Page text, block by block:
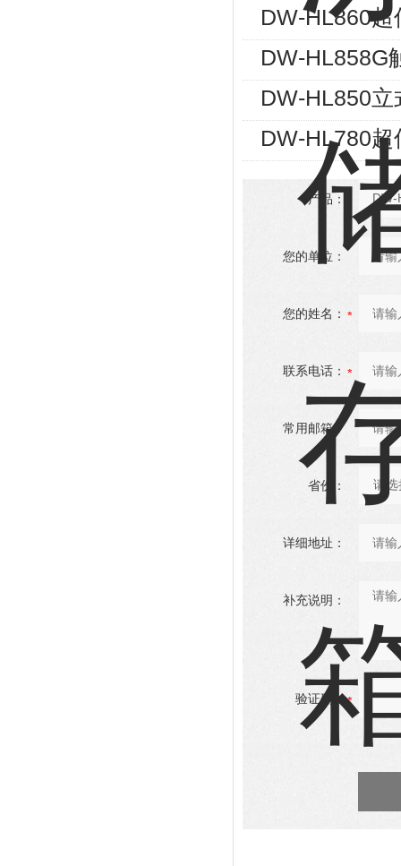
DW-HL860
DW-HL858G
DW-HL850
DW-HL780
产品：
您的单位：
您的姓名：
联系电话：
常用邮箱：
省份：
详细地址：
补充说明：
验证码：